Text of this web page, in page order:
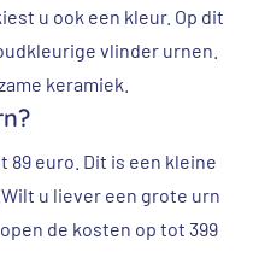
u ook een kleur. Op dit
vlinder urnen.
keramiek.
89 euro. Dit is een kleine
u liever een grote urn
de kosten op tot 399